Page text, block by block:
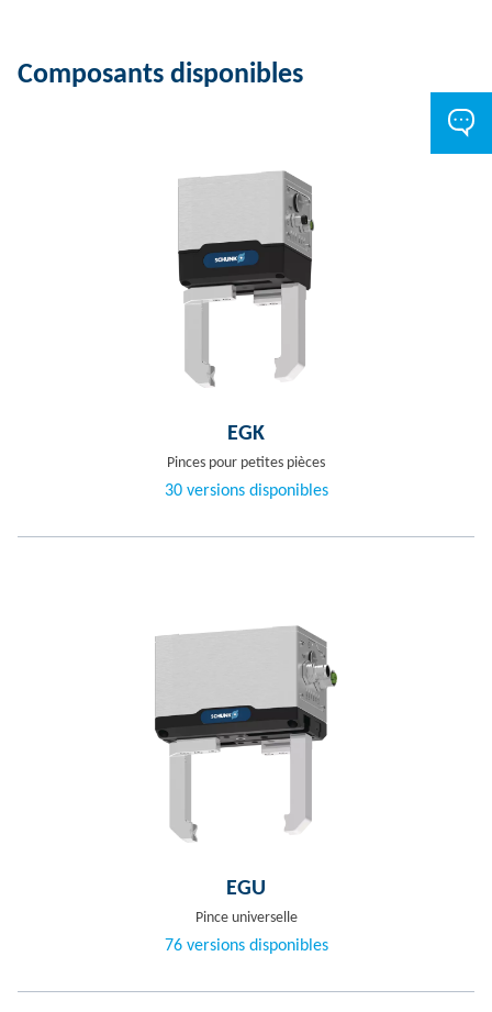
Composants disponibles
EGK
Pinces pour petites pièces
30 versions disponibles
EGU
Pince universelle
76 versions disponibles